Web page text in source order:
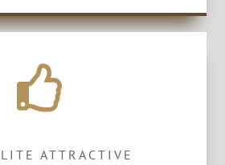
ATTRACTIVE